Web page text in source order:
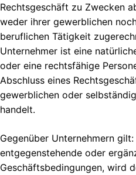
Rechtsgeschäft zu Zwecken
weder ihrer gewerblichen
beruflichen Tätigkeit
Unternehmer ist eine
oder eine rechtsfähige
Abschluss eines
gewerblichen oder
handelt.
Gegenüber Unternehmern
entgegenstehende oder
Geschäftsbedingungen, wird